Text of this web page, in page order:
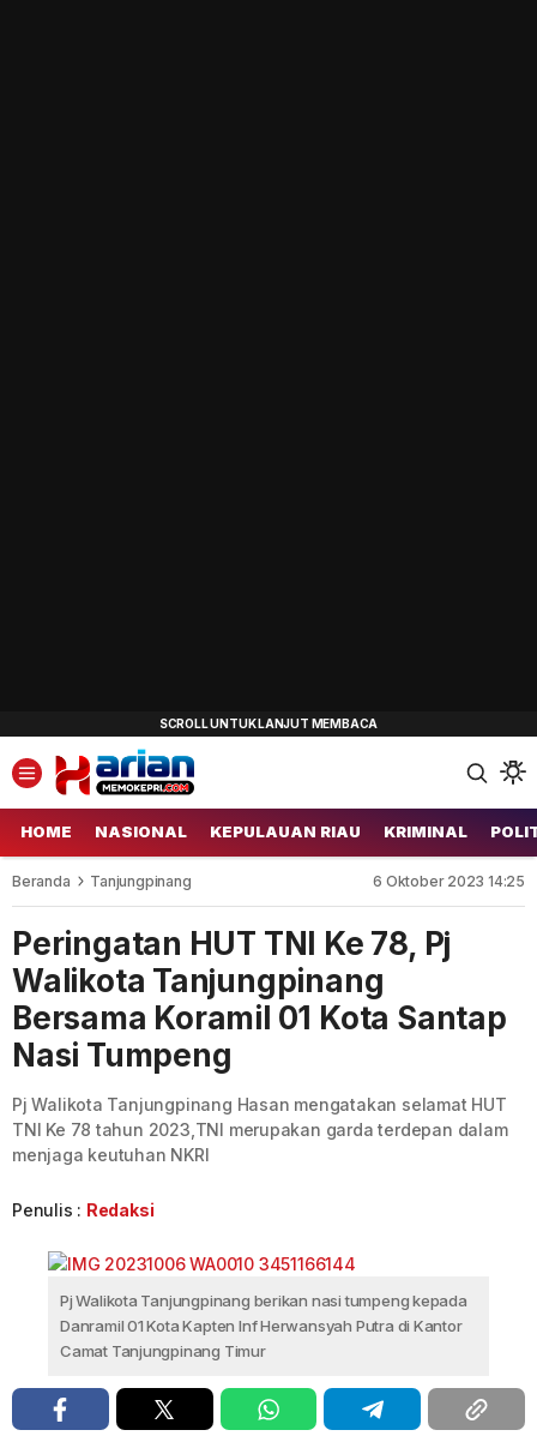
HOME NASIONAL KEPULAUAN RIAU KRIMINAL
Beranda Tanjungpinang 6 Oktober 2023 14:25
Peringatan HUT TNI Ke 78, Pj
Walikota Tanjungpinang
Bersama Koramil 01 Kota Santap
Nasi Tumpeng
Pj Walikota Tanjungpinang Hasan mengatakan selamat HUT
TNI Ke 78 tahun 2023,TNI merupakan garda terdepan dalam
menjaga keutuhan NKRI
Penulis : Redaksi
Pj Walikota Tanjungpinang berikan nasi tumpeng kepada
Danramil 01 Kota Kapten Inf Herwansyah Putra di Kantor
Camat Tanjungpinang Timur